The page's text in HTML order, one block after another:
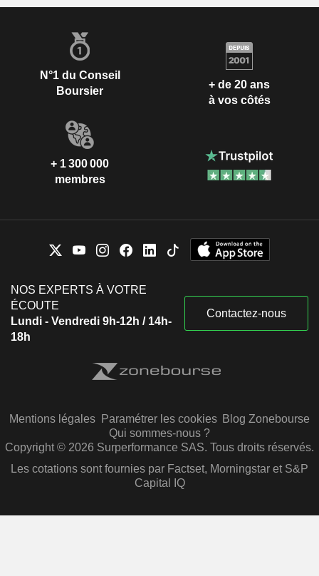
N°1 du Conseil
Boursier
+ de 20 ans
à vos côtés
+ 1 300 000
membres
NOS EXPERTS À VOTRE
ÉCOUTE
Lundi - Vendredi 9h-12h / 14h-
18h
Contactez-nous
Mentions légales Paramétrer les cookies Blog Zonebourse
Qui sommes-nous ?
Copyright © 2026 Surperformance SAS. Tous droits réservés.
Les cotations sont fournies par Factset, Morningstar et S&P
Capital IQ